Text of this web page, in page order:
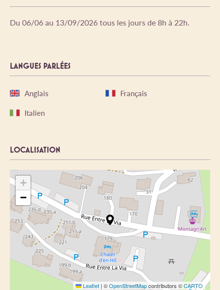
Du 06/06 au 13/09/2026 tous les jours de 8h à 22h.
LANGUES PARLÉES
Anglais
Français
Italien
LOCALISATION
+
−
Leaflet | ©OpenStreetMapcontributors ©CARTO